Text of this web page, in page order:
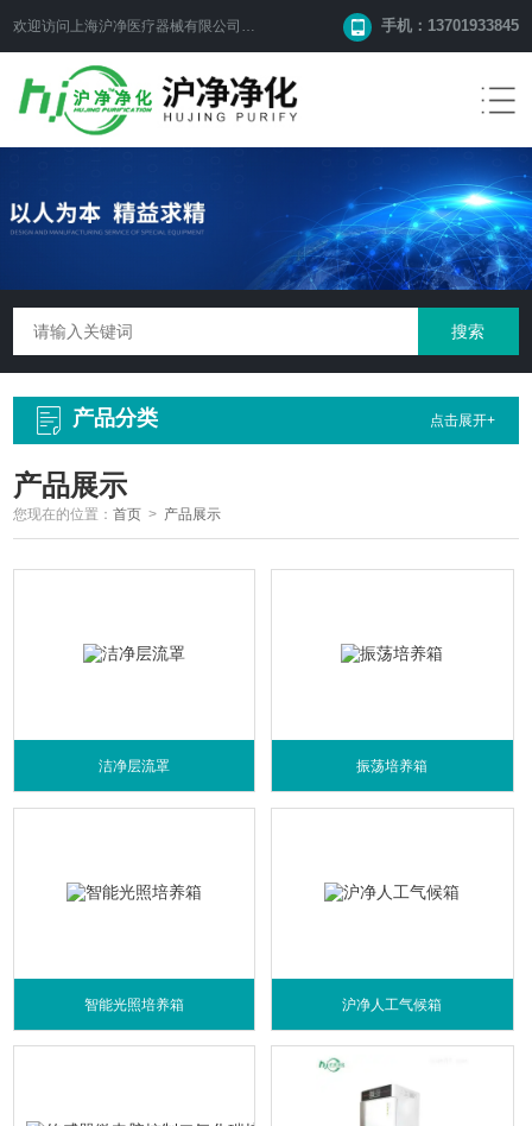
欢迎访问上海沪净医疗器械有限公司网站！ 手机：13701933845
产品分类 点击展开+
产品展示
您现在的位置：首页 > 产品展示
洁净层流罩 振荡培养箱
智能光照培养箱 沪净人工气候箱